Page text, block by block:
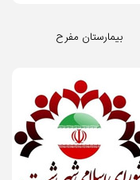
بیمارستان مفرح